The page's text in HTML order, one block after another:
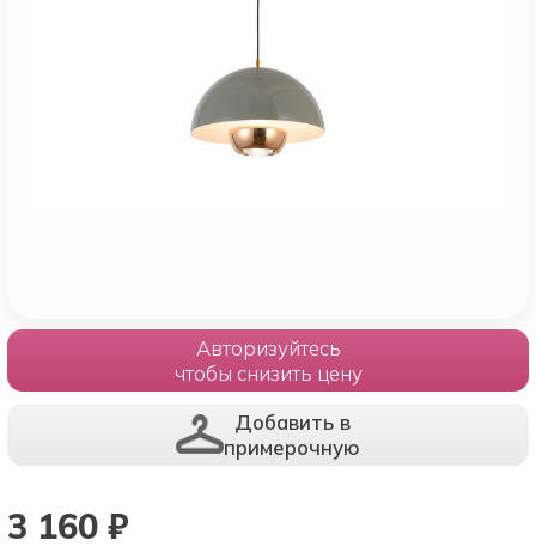
Авторизуйтесь
чтобы снизить цену
Добавить в
примерочную
3 160 ₽